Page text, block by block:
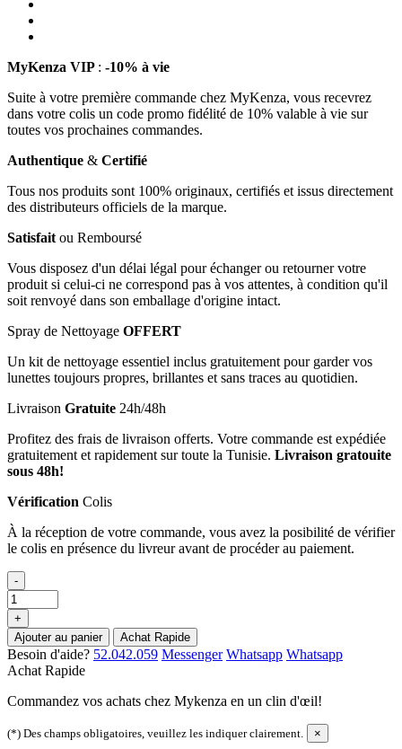
MyKenza VIP : -10% à vie
Suite à votre première commande chez MyKenza, vous recevrez
dans votre colis un code promo fidélité de 10% valable à vie sur
toutes vos prochaines commandes.
Authentique & Certifié
Tous nos produits sont 100% originaux, certifiés et issus directement
des distributeurs officiels de la marque.
Satisfait ou Remboursé
Vous disposez d'un délai légal pour échanger ou retourner votre
produit si celui-ci ne correspond pas à vos attentes, à condition qu'il
soit renvoyé dans son emballage d'origine intact.
Spray de Nettoyage OFFERT
Un kit de nettoyage essentiel inclus gratuitement pour garder vos
lunettes toujours propres, brillantes et sans traces au quotidien.
Livraison Gratuite 24h/48h
Profitez des frais de livraison offerts. Votre commande est expédiée
gratuitement et rapidement sur toute la Tunisie. Livraison gratouite
sous 48h!
Vérification Colis
À la réception de votre commande, vous avez la posibilité de vérifier
le colis en présence du livreur avant de procéder au paiement.
-
+
Ajouter au panier
Achat Rapide
Besoin d'aide? 52.042.059 Messenger Whatsapp Whatsapp
Achat Rapide
Commandez vos achats chez Mykenza en un clin d'œil!
(*) Des champs obligatoires, veuillez les indiquer clairement. ×